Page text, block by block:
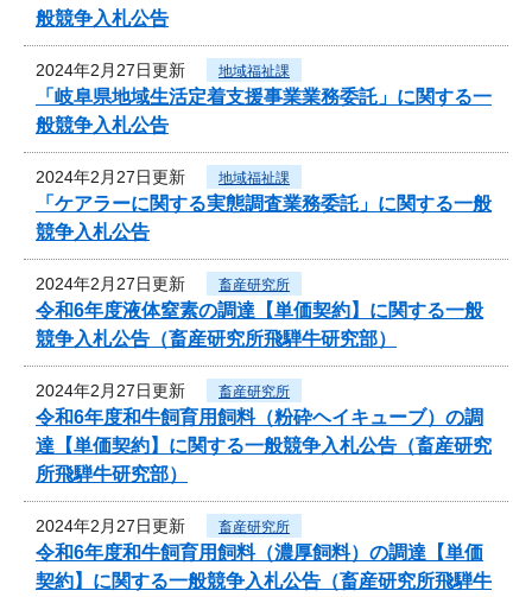
般競争入札公告
2024年2月27日更新 地域福祉課
「岐阜県地域生活定着支援事業業務委託」に関する一
般競争入札公告
2024年2月27日更新 地域福祉課
「ケアラーに関する実態調査業務委託」に関する一般
競争入札公告
2024年2月27日更新 畜産研究所
令和6年度液体窒素の調達【単価契約】に関する一般
競争入札公告（畜産研究所飛騨牛研究部）
2024年2月27日更新 畜産研究所
令和6年度和牛飼育用飼料（粉砕ヘイキューブ）の調
達【単価契約】に関する一般競争入札公告（畜産研究
所飛騨牛研究部）
2024年2月27日更新 畜産研究所
令和6年度和牛飼育用飼料（濃厚飼料）の調達【単価
契約】に関する一般競争入札公告（畜産研究所飛騨牛